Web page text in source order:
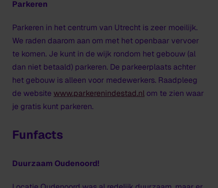
Parkeren
Parkeren in het centrum van Utrecht is zeer moeilijk.
We raden daarom aan om met het openbaar vervoer
te komen. Je kunt in de wijk rondom het gebouw (al
dan niet betaald) parkeren. De parkeerplaats achter
het gebouw is alleen voor medewerkers. Raadpleeg
de website www.parkerenindestad.nl om te zien waar
je gratis kunt parkeren.
Funfacts
Duurzaam Oudenoord!